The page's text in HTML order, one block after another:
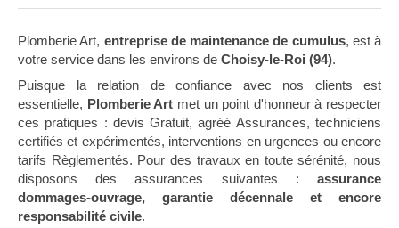
Plomberie Art, entreprise de maintenance de cumulus, est à
votre service dans les environs de Choisy-le-Roi (94).
Puisque la relation de confiance avec nos clients est
essentielle, Plomberie Art met un point d'honneur à respecter
ces pratiques : devis Gratuit, agréé Assurances, techniciens
certifiés et expérimentés, interventions en urgences ou encore
tarifs Règlementés. Pour des travaux en toute sérénité, nous
disposons des assurances suivantes : assurance
dommages-ouvrage, garantie décennale et encore
responsabilité civile.